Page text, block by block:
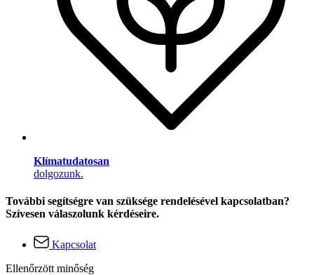
Klímatudatosan
dolgozunk.
További segítségre van szüksége rendelésével kapcsolatban?
Szívesen válaszolunk kérdéseire.
Kapcsolat
Ellenőrzött minőség